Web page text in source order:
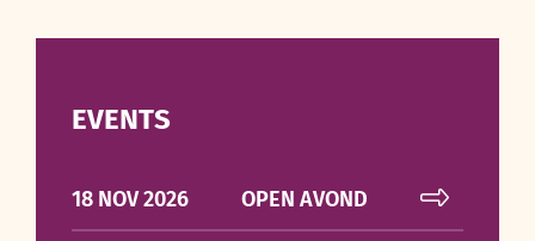
EVENTS
18 NOV 2026 OPEN AVOND